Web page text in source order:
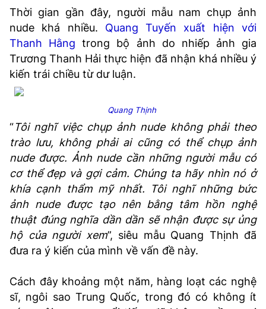
MẠNG XÃ HỘI
Thời gian gần đây, người mẫu nam chụp ảnh
nude khá nhiều. Quang Tuyến xuất hiện với
Thanh Hằngtrong bộ ảnh do nhiếp ảnh gia
Trương Thanh Hải thực hiện đã nhận khá nhiều ý
kiến trái chiều từ dư luận.
Quang Thịnh
“Tôi nghĩ việc chụp ảnh nude không phải theo
trào lưu, không phải ai cũng có thể chụp ảnh
nude được. Ảnh nude cần những người mẫu có
cơ thể đẹp và gợi cảm. Chúng ta hãy nhìn nó ở
khía cạnh thẩm mỹ nhất. Tôi nghĩ những bức
ảnh nude được tạo nên bằng tâm hồn nghệ
thuật đúng nghĩa dần dần sẽ nhận được sự ủng
hộ của người xem”, siêu mẫu Quang Thịnh đã
đưa ra ý kiến của mình về vấn đề này.
Cách đây khoảng một năm, hàng loạt các nghệ
sĩ, ngôi sao Trung Quốc, trong đó có không ít